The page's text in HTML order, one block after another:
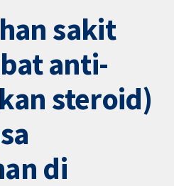
sakit
anti-
steroid)
di